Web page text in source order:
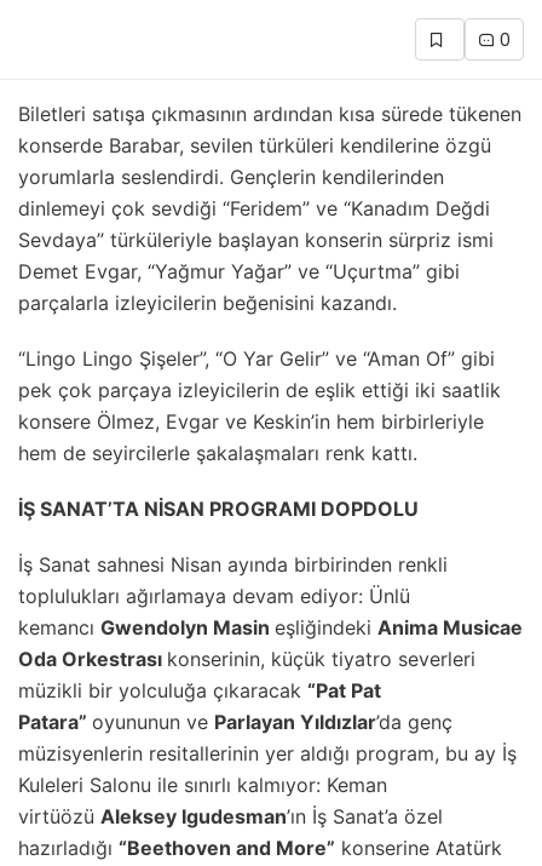
0
Biletleri satışa çıkmasının ardından kısa sürede tükenen
konserde Barabar, sevilen türküleri kendilerine özgü
yorumlarla seslendirdi. Gençlerin kendilerinden
dinlemeyi çok sevdiği “Feridem” ve “Kanadım Değdi
Sevdaya” türküleriyle başlayan konserin sürpriz ismi
Demet Evgar, “Yağmur Yağar” ve “Uçurtma” gibi
parçalarla izleyicilerin beğenisini kazandı.
“Lingo Lingo Şişeler”, “O Yar Gelir” ve “Aman Of” gibi
pek çok parçaya izleyicilerin de eşlik ettiği iki saatlik
konsere Ölmez, Evgar ve Keskin’in hem birbirleriyle
hem de seyircilerle şakalaşmaları renk kattı.
İŞ SANAT’TA NİSAN PROGRAMI DOPDOLU
İş Sanat sahnesi Nisan ayında birbirinden renkli
toplulukları ağırlamaya devam ediyor: Ünlü
kemancı Gwendolyn Masin eşliğindeki Anima Musicae
Oda Orkestrası konserinin, küçük tiyatro severleri
müzikli bir yolculuğa çıkaracak “Pat Pat
Patara” oyununun ve Parlayan Yıldızlar’da genç
müzisyenlerin resitallerinin yer aldığı program, bu ay İş
Kuleleri Salonu ile sınırlı kalmıyor: Keman
virtüözü Aleksey Igudesman’ın İş Sanat’a özel
hazırladığı “Beethoven and More” konserine Atatürk